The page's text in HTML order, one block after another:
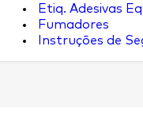
Etiq. Adesivas
Fumadores
Instruções de